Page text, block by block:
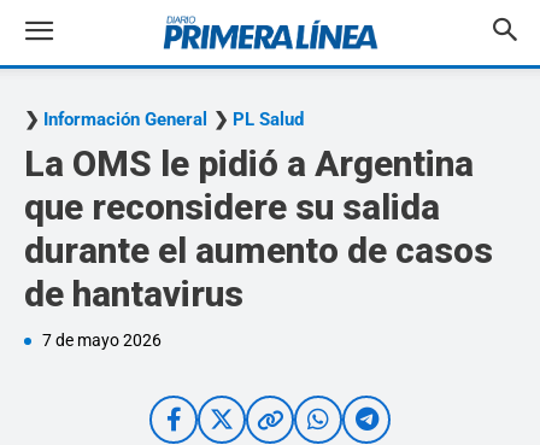
Información General PL Salud
La OMS le pidió a Argentina
que reconsidere su salida
durante el aumento de casos
de hantavirus
7 de mayo 2026